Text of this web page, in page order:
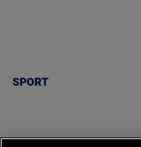
SPORT